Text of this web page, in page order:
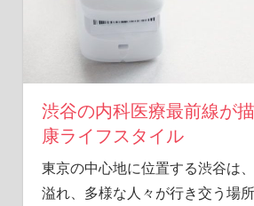
た
渋谷の内科医療最前線が
康ライフスタイル
東京の中心地に位置する渋谷は
溢れ、多様な人々が行き交う場